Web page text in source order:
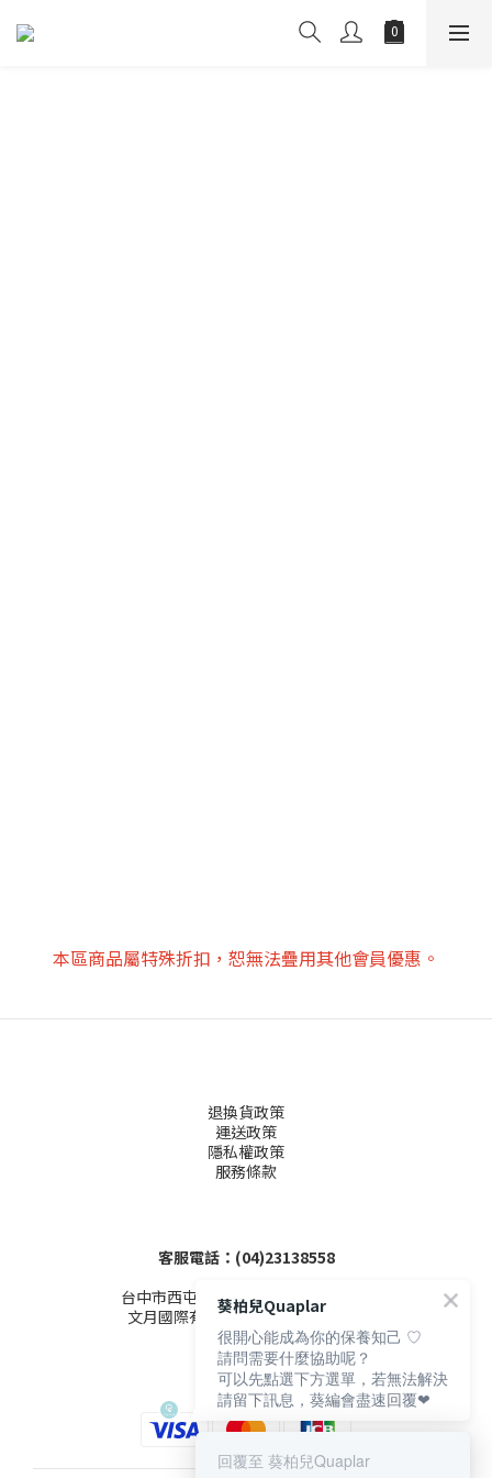
本區商品屬特殊折扣，恕無法疊用其他會員優惠。
退換貨政策
運送政策
隱私權政策
服務條款
客服電話：(04)23138558
台中市西屯區文心路三段155-1號4樓
文月國際有限公司 (統編53503086)
葵柏兒Quaplar
很開心能成為你的保養知己 ♡
請問需要什麼協助呢？
可以先點選下方選單，若無法解決
請留下訊息，葵編會盡速回覆❤
回覆至 葵柏兒Quaplar